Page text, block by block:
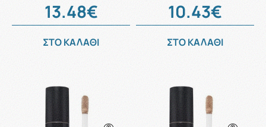
13.48€
ΣΤΟ ΚΑΛΑΘΙ
10.43€
ΣΤΟ ΚΑΛΑΘΙ